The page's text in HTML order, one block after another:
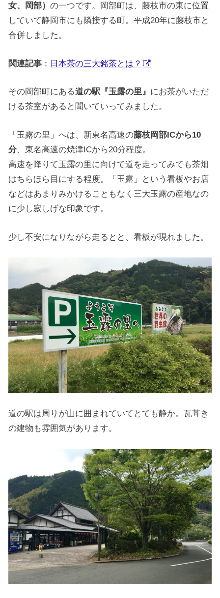
女、岡部）の一つです。岡部町は、藤枝市の東に位置
していて静岡市にも隣接する町。平成20年に藤枝市と
合併しました。
関連記事 ： 日本茶の三大銘茶とは？
その岡部町にある道の駅『玉露の里』 にお茶がいただ
ける茶室があると聞いていってみました。
「玉露の里」へは、新東名高速の藤枝岡部ICから10
分、東名高速の焼津ICから20分程度。
高速を降りて玉露の里に向けて道を走ってみても茶畑
はちらほら目にする程度。「玉露」という看板やお店
などはあまりみかけることもなく三大玉露の産地なの
に少し寂しげな印象です。
少し不安になりながら走るとと、看板が現れました。
道の駅は周りが山に囲まれていてとても静か。瓦葺き
の建物も雰囲気があります。